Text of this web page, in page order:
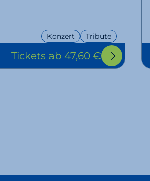
Konzert Tribute
Tickets ab 47,60 €